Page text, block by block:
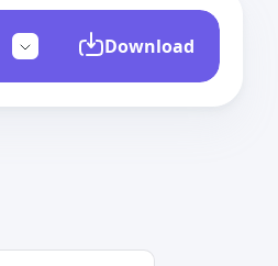
Download